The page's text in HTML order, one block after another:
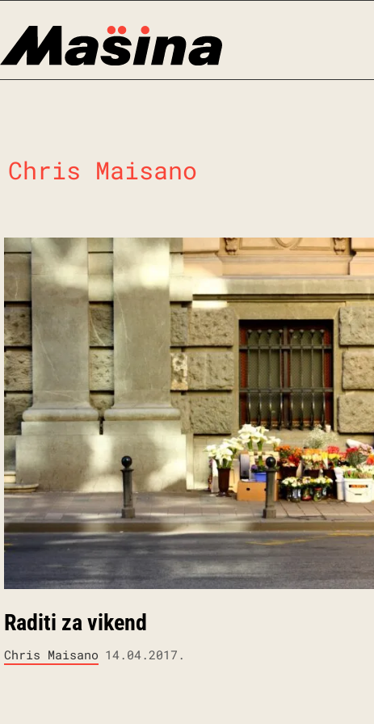
content
Chris Maisano
Raditi za vikend
Chris Maisano 14.04.2017.